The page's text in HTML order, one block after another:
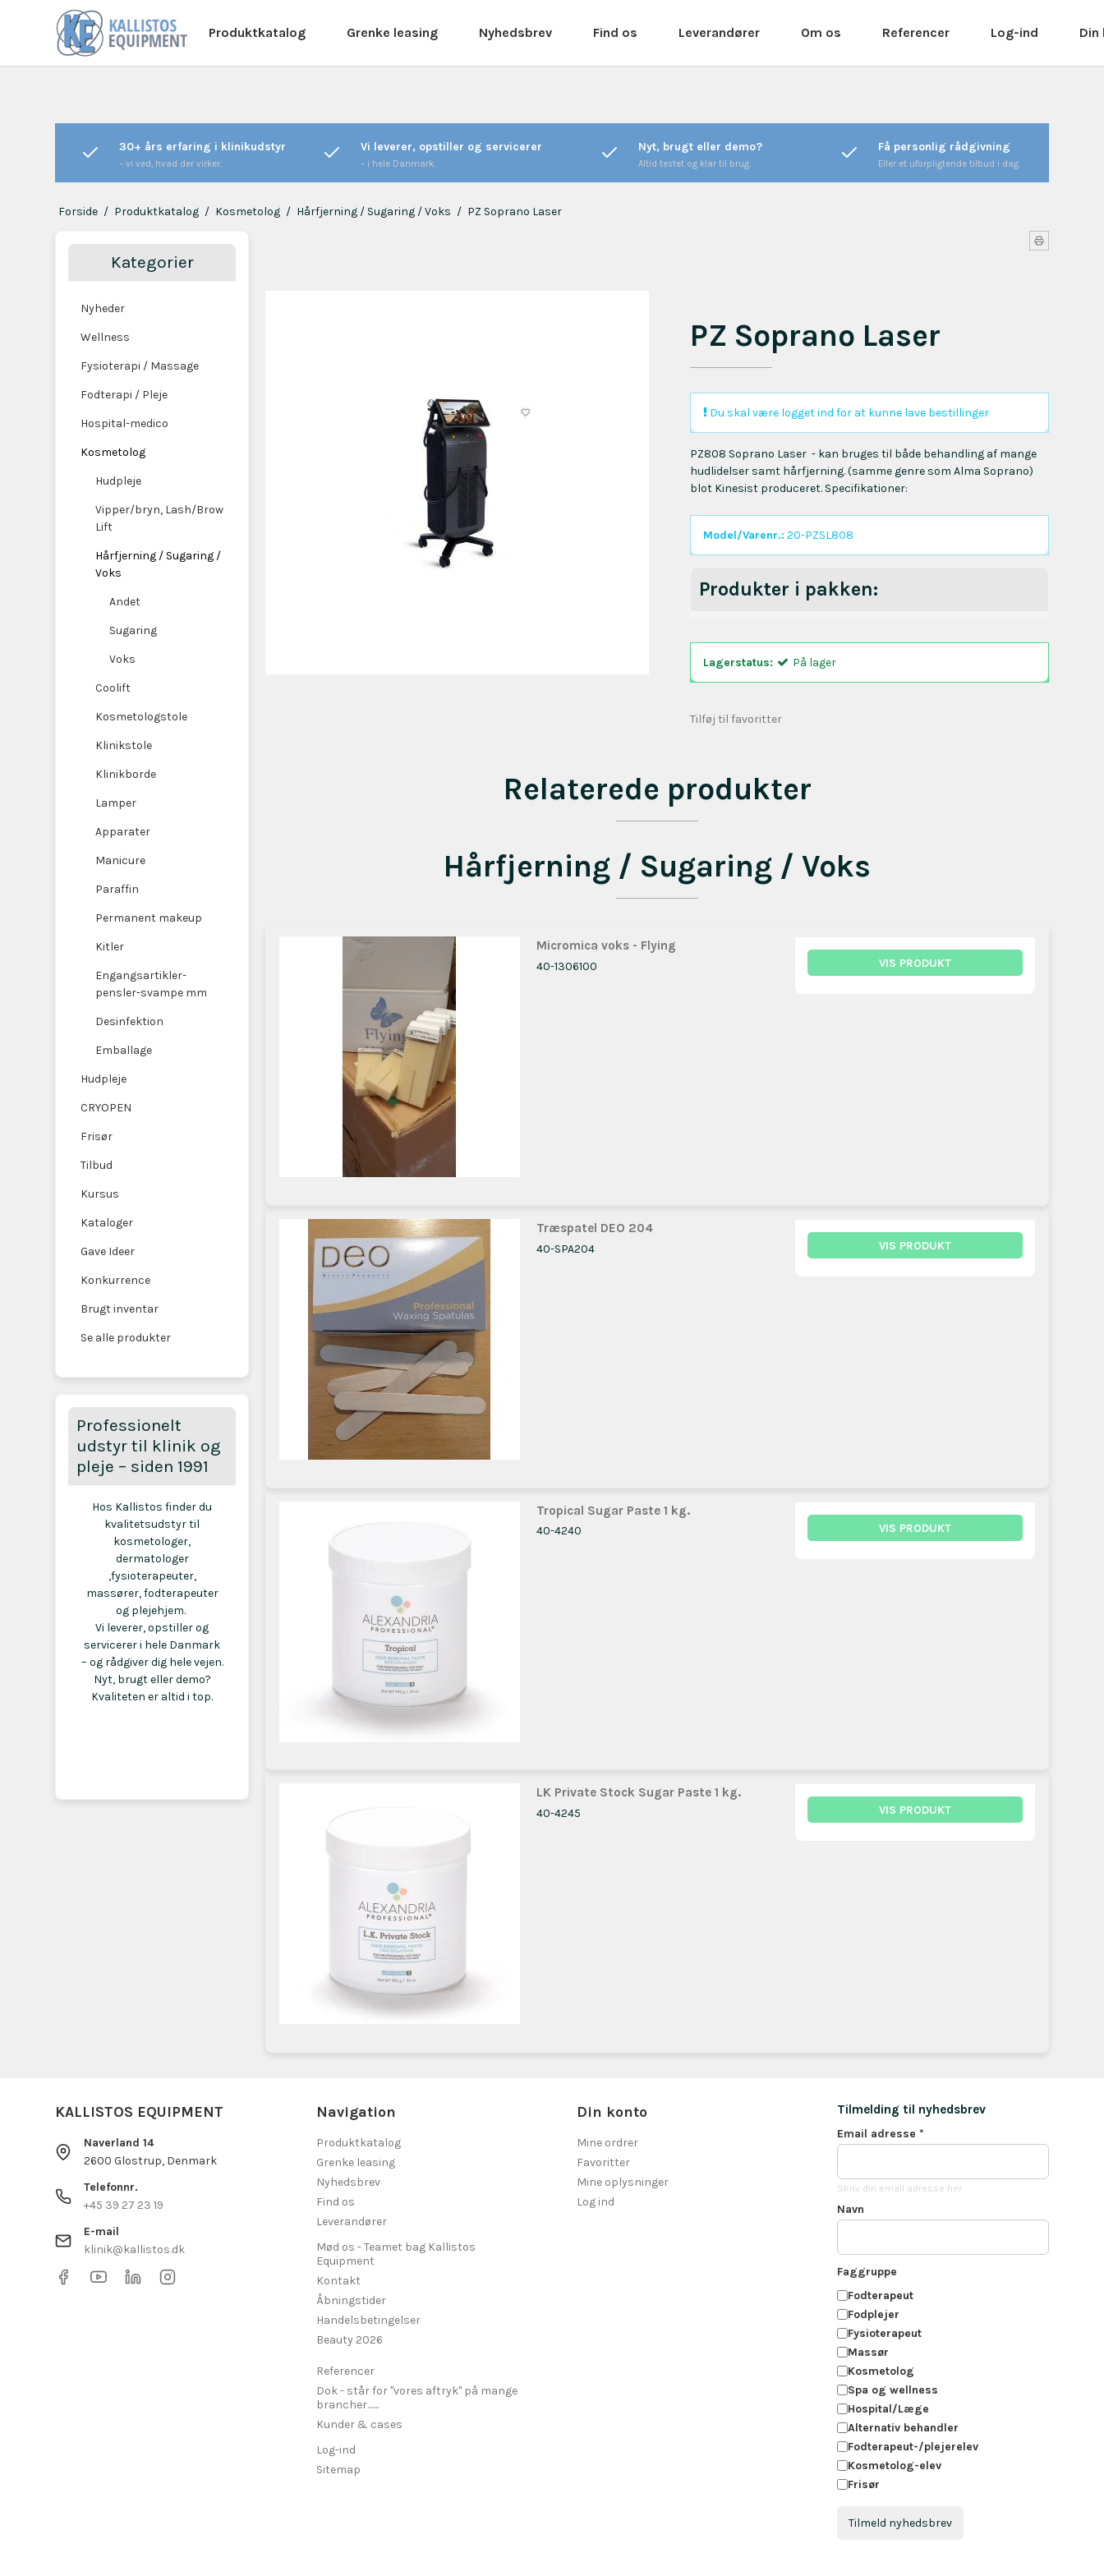
Produktkatalog Grenke leasing Nyhedsbrev Find os Leverandører Om os
Kontakt
Åbningstider
Handelsbetingelser
Beauty 2026
Referencer
på mange brancher.......
Kunder & cases
Log-ind Din
Nyhedstilmelding
30+ års erfaring i klinikudstyr
– vi ved, hvad der virker.
Vi leverer, opstiller og servicerer
– i hele Danmark.
Nyt, brugt eller demo?
Altid testet og klar til brug.
Få personlig rådgivning
Eller et uforpligtende tilbud i dag.
Forside / Produktkatalog / Kosmetolog / Hårfjerning / Sugaring / Voks / PZ Soprano Laser
Kategorier
Nyheder
Wellness
Fysioterapi / Massage
Fodterapi / Pleje
Hospital-medico
Kosmetolog
Hudpleje
Vipper/bryn, Lash/Brow
Lift
Hårfjerning / Sugaring /
Voks
Andet
Sugaring
Voks
Coolift
Kosmetologstole
Klinikstole
Klinikborde
Lamper
Apparater
Manicure
Paraffin
Permanent makeup
Kitler
Engangsartikler-
pensler-svampe mm
Desinfektion
Emballage
Hudpleje
CRYOPEN
Frisør
Tilbud
Kursus
Kataloger
Gave Ideer
Konkurrence
Brugt inventar
Se alle produkter
Professionelt
udstyr til klinik og
pleje – siden 1991
Hos Kallistos finder du
kvalitetsudstyr til
kosmetologer,
dermatologer
,fysioterapeuter,
massører, fodterapeuter
og plejehjem.
Vi leverer, opstiller og
servicerer i hele Danmark
– og rådgiver dig hele vejen.
Nyt, brugt eller demo?
Kvaliteten er altid i top.
PZ Soprano Laser
Du skal være logget ind for at kunne lave bestillinger
PZ808 Soprano Laser - kan bruges til både behandling af mange
hudlidelser samt hårfjerning. (samme genre som Alma Soprano)
blot Kinesist produceret. Specifikationer:
Model/Varenr.: 20-PZSL808
Produkter i pakken:
Lagerstatus: På lager
Tilføj til favoritter
Relaterede produkter
Hårfjerning / Sugaring / Voks
Micromica voks - Flying
40-1306100 VIS PRODUKT
Træspatel DEO 204
40-SPA204 VIS PRODUKT
Tropical Sugar Paste 1 kg.
40-4240 VIS PRODUKT
LK Private Stock Sugar Paste 1 kg.
40-4245 VIS PRODUKT
KALLISTOS EQUIPMENT
Naverland 14
2600 Glostrup, Denmark
Telefonnr.
+45 39 27 23 19
E-mail
klinik@kallistos.dk
Navigation
Produktkatalog
Grenke leasing
Nyhedsbrev
Find os
Leverandører
Mød os - Teamet bag Kallistos
Equipment
Kontakt
Åbningstider
Handelsbetingelser
Beauty 2026
Referencer
Dok - står for "vores aftryk" på mange
brancher.......
Kunder & cases
Log-ind
Sitemap
Din konto
Mine ordrer
Favoritter
Mine oplysninger
Log ind
Tilmelding til nyhedsbrev
Email adresse*
Skriv din email adresse her
Navn
Faggruppe
Fodterapeut
Fodplejer
Fysioterapeut
Massør
Kosmetolog
Spa og wellness
Hospital/Læge
Alternativ behandler
Fodterapeut-/plejerelev
Kosmetolog-elev
Frisør
Tilmeld nyhedsbrev